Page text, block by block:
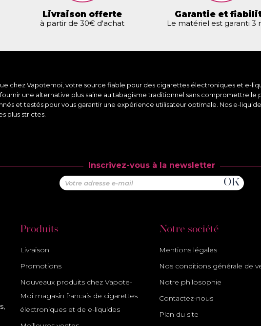
Livraison offerte
à partir de 30€ d'achat
Garantie et
Le matériel est garanti 3
chez Vapotemoi, votre source fiable pour des cigarettes électroniques et e-
une alternative plus saine au tabagisme traditionnel sans compromettre le
et testés pour vous garantir une expérience utilisateur optimale. Nos e-
plus strictes.
Inscrivez-vous à la newsletter
Produits
Livraison
Promotions
Nouveaux produits chez Vapote-
Moi magasin francais de cigarettes
électroniques et de e-liquides
Notre société
Mentions légales
Nos conditions générale de
Notre philosophie
Contactez-nous
Plan du site